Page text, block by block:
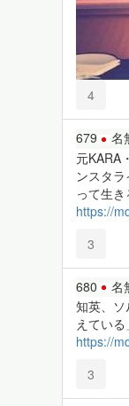
4
679 名
元KARA
ンスタ
って生き
https://
3
680 名
知英、
えている
https://
3